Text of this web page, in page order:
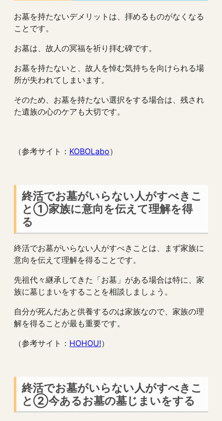
お墓を持たないデメリットは、拝めるものがなくなる
ことです。
お墓は、故人の冥福を祈り拝む碑です。
お墓を持たないと、故人を悼む気持ちを向けられる場
所が失われてしまいます。
そのため、お墓を持たない選択をする場合は、残され
た遺族の心のケアも大切です。
（参考サイト： KOBOLabo）
終活でお墓がいらない人がすべきこ
と①家族に意向を伝えて理解を得
る
終活でお墓がいらない人がすべきことは、まず家族に
意向を伝えて理解を得ることです。
先祖代々継承してきた「お墓」がある場合は特に、家
族に墓じまいをすることを相談しましょう。
自分が死んだあと供養するのは家族なので、家族の理
解を得ることが最も重要です。
（参考サイト： HOHOU!）
終活でお墓がいらない人がすべきこ
と②今あるお墓の墓じまいをする